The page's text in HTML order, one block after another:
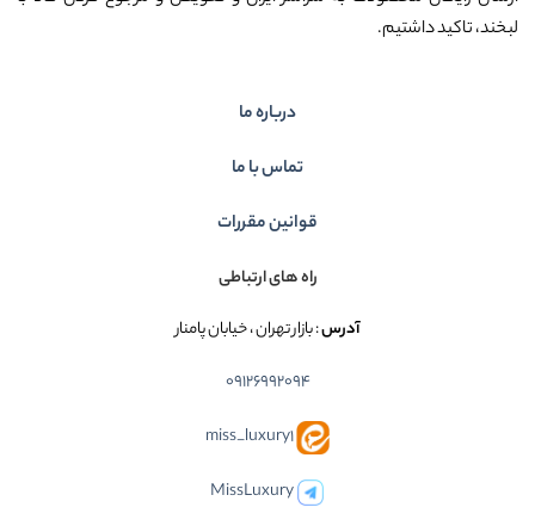
لبخند، تاکید داشتیم.
درباره ما
تماس با ما
قوانین مقررات
راه های ارتباطی
آدرس: بازار تهران ، خیابان پامنار
09126992094
miss_luxury1
MissLuxury